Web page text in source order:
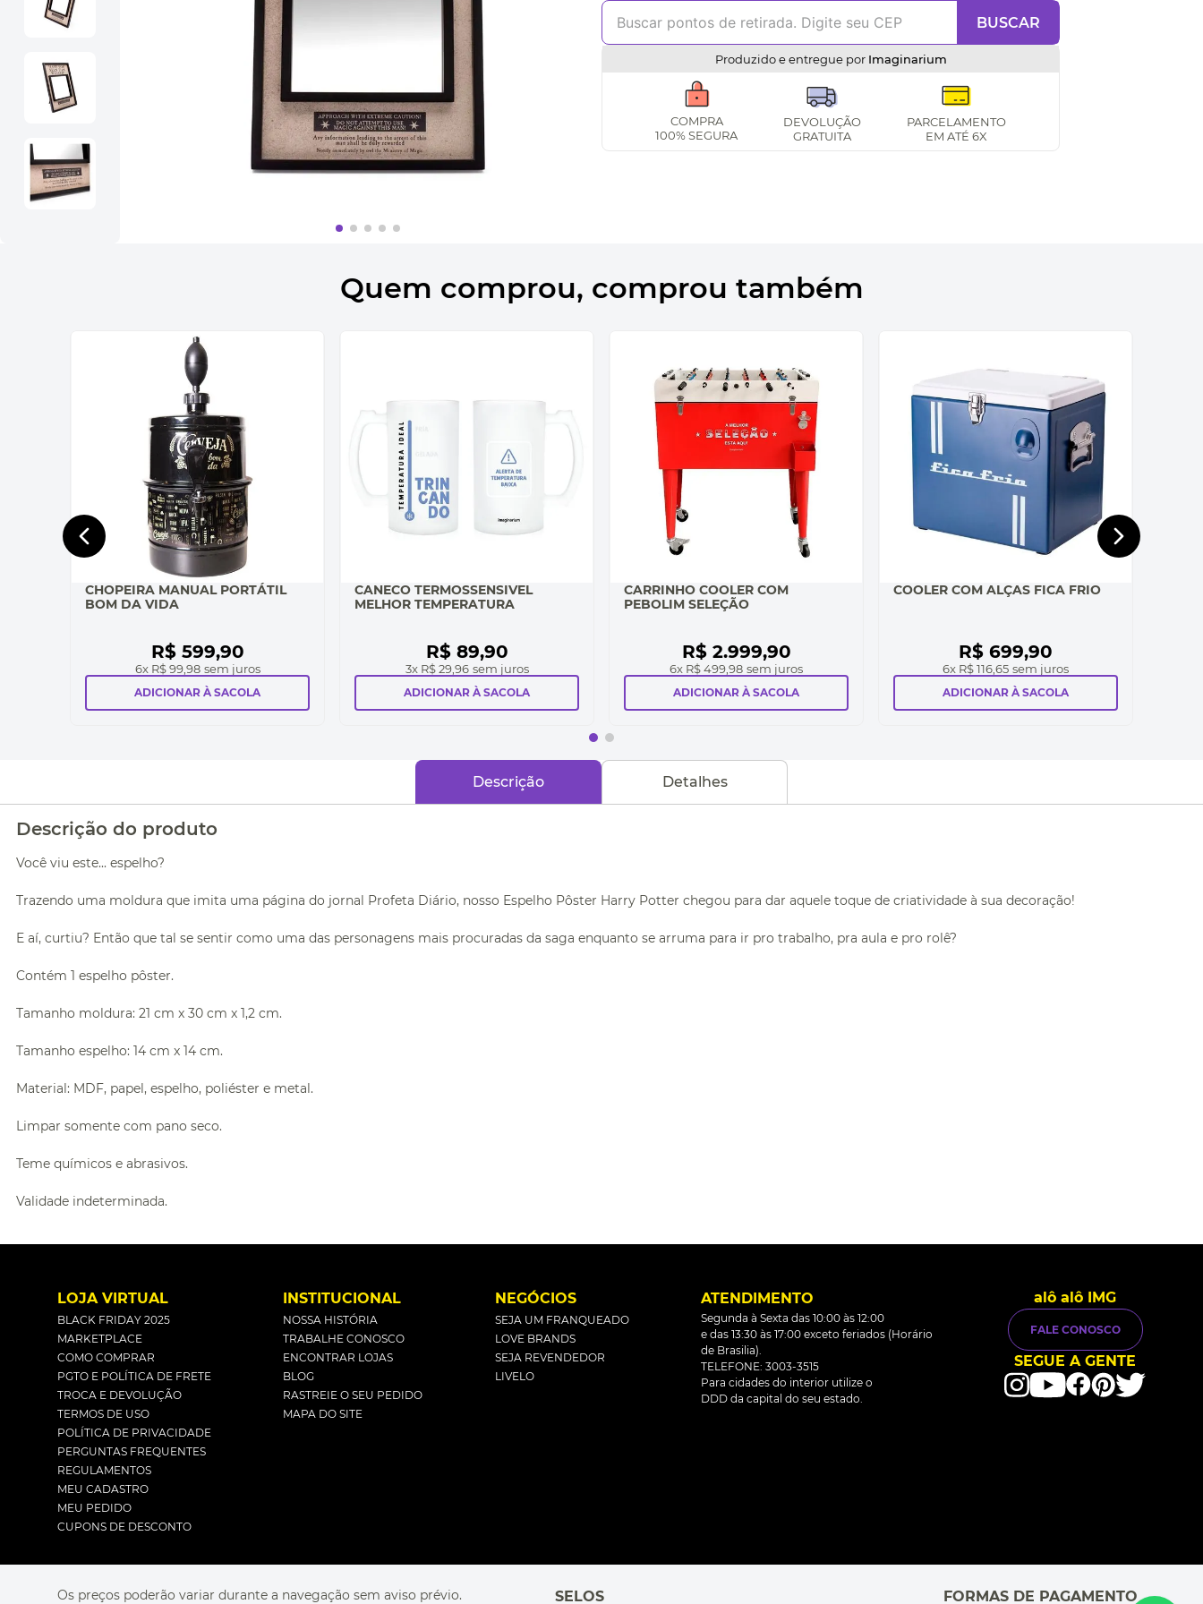
BUSCAR
Produzido e entregue por Imaginarium
COMPRA
100% SEGURA
DEVOLUÇÃO
GRATUITA
PARCELAMENTO
EM ATÉ 6X
Quem comprou, comprou também
CHOPEIRA MANUAL PORTÁTIL
BOM DA VIDA
R$ 599,90
6x R$ 99,98 sem juros
ADICIONAR À SACOLA
CANECO TERMOSSENSIVEL
MELHOR TEMPERATURA
R$ 89,90
3x R$ 29,96 sem juros
ADICIONAR À SACOLA
CARRINHO COOLER COM
PEBOLIM SELEÇÃO
R$ 2.999,90
6x R$ 499,98 sem juros
ADICIONAR À SACOLA
COOLER COM ALÇAS FICA FRIO
R$ 699,90
6x R$ 116,65 sem juros
ADICIONAR À SACOLA
Descrição Detalhes
Descrição do produto
Você viu este... espelho?
Trazendo uma moldura que imita uma página do jornal Profeta Diário, nosso Espelho Pôster Harry Potter chegou para dar aquele toque de criatividade à sua decoração!
E aí, curtiu? Então que tal se sentir como uma das personagens mais procuradas da saga enquanto se arruma para ir pro trabalho, pra aula e pro rolê?
Contém 1 espelho pôster.
Tamanho moldura: 21 cm x 30 cm x 1,2 cm.
Tamanho espelho: 14 cm x 14 cm.
Material: MDF, papel, espelho, poliéster e metal.
Limpar somente com pano seco.
Teme químicos e abrasivos.
Validade indeterminada.
LOJA VIRTUAL
BLACK FRIDAY 2025
MARKETPLACE
COMO COMPRAR
PGTO E POLÍTICA DE FRETE
TROCA E DEVOLUÇÃO
TERMOS DE USO
POLÍTICA DE PRIVACIDADE
PERGUNTAS FREQUENTES
REGULAMENTOS
MEU CADASTRO
MEU PEDIDO
CUPONS DE DESCONTO
INSTITUCIONAL
NOSSA HISTÓRIA
TRABALHE CONOSCO
ENCONTRAR LOJAS
BLOG
RASTREIE O SEU PEDIDO
MAPA DO SITE
NEGÓCIOS
SEJA UM FRANQUEADO
LOVE BRANDS
SEJA REVENDEDOR
LIVELO
ATENDIMENTO
Segunda à Sexta das 10:00 às 12:00
e das 13:30 às 17:00 exceto feriados (Horário
de Brasilia).
TELEFONE: 3003-3515
Para cidades do interior utilize o
DDD da capital do seu estado.
alô alô IMG
FALE CONOSCO
SEGUE A GENTE
Os preços poderão variar durante a navegação sem aviso prévio. SELOS FORMAS DE PAGAMENTO